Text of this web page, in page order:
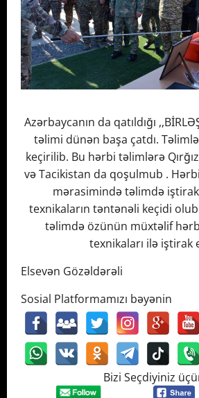
Azərbaycanın da qatıldığı
təlimi dünən başa çatdı.
keçirilib. Bu hərbi təlimlərə
və Tacikistan da qoşulmub .
mərasimində təlimdə
texnikaların təntənəli keçidi
təlimdə özünün müxtəlif
texnikaları ilə iştirak
Elsevən Gözəldərəli
Sosial Platformamızı bəyənin
Bizi Seçdiyiniz